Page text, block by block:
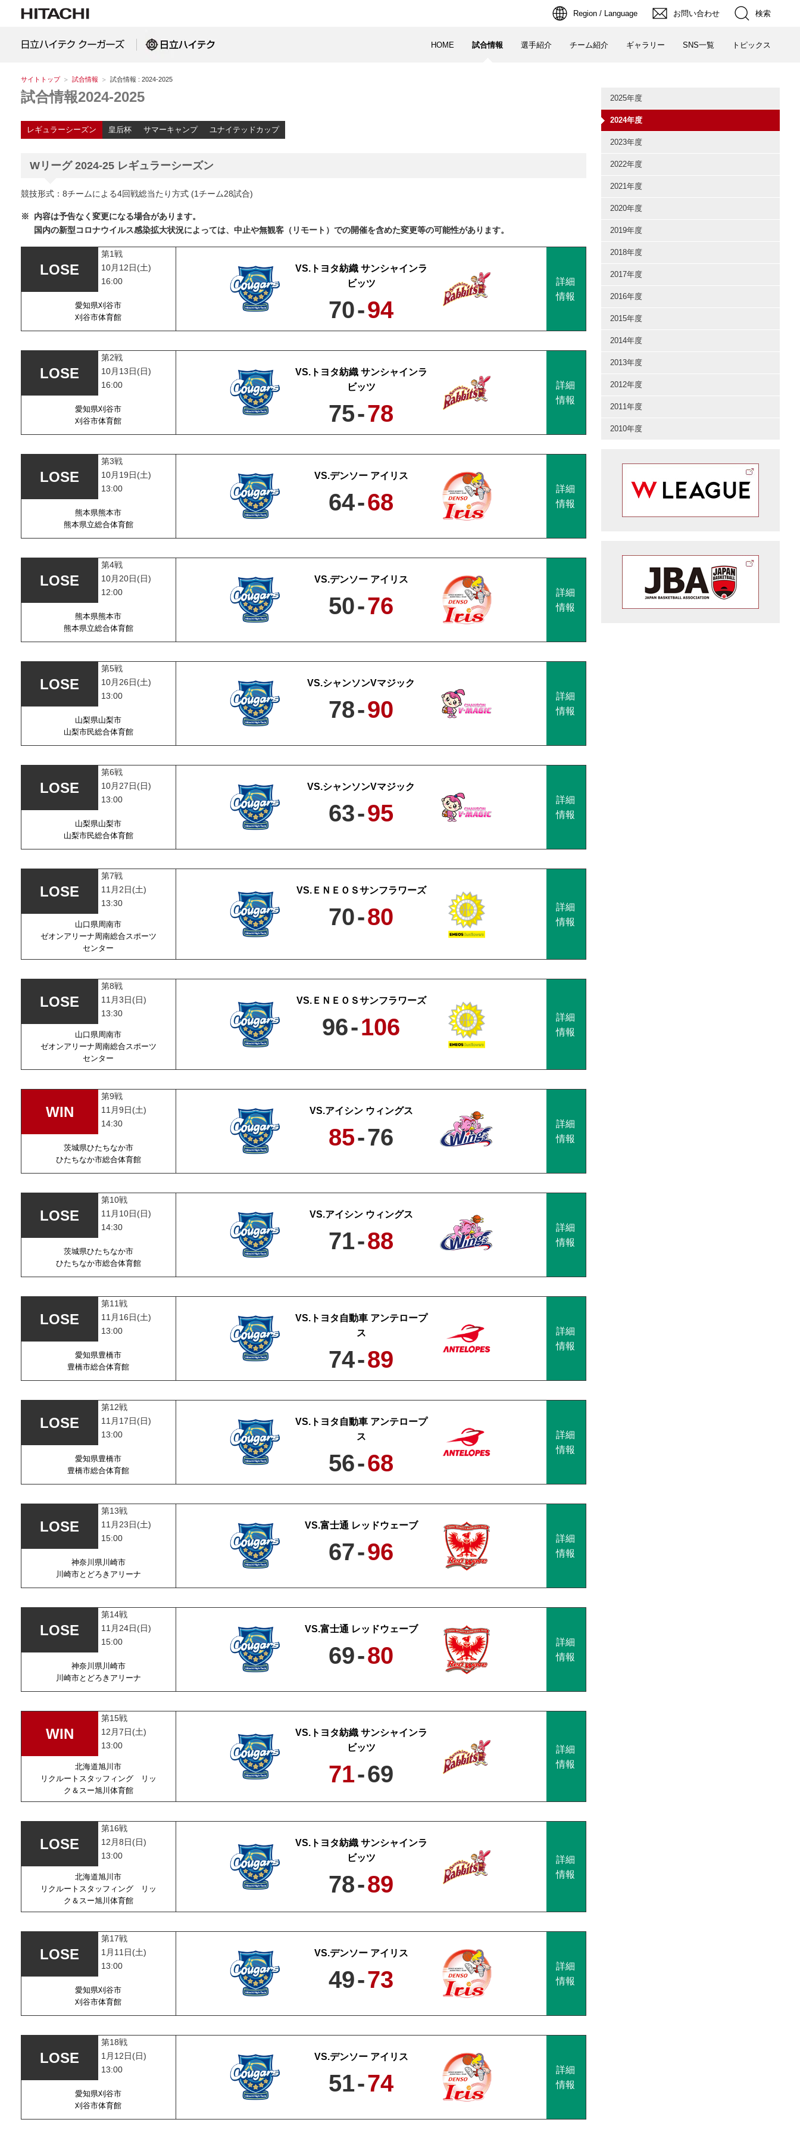
Region / Language お問い合わせ 検索
HOME 試合情報 選手紹介 チーム紹介 ギャラリー SNS一覧 トピックス
サイトトップ 試合情報 試合情報 : 2024-2025
試合情報2024-2025
レギュラーシーズン 皇后杯 サマーキャンプ ユナイテッドカップ
Wリーグ 2024-25 レギュラーシーズン
競技形式：8チームによる4回戦総当たり方式 (1チーム28試合)
※
内容は予告なく変更になる場合があります。
国内の新型コロナウイルス感染拡大状況によっては、中止や無観客（リモート）での開催を含めた変更等の可能性があります。
第1戦
10月12日(土)
16:00
愛知県刈谷市
刈谷市体育館
トヨタ紡織 サンシャインラ
ビッツ
70-94
詳細
情報
第2戦
10月13日(日)
16:00
愛知県刈谷市
刈谷市体育館
トヨタ紡織 サンシャインラ
ビッツ
75-78
詳細
情報
第3戦
10月19日(土)
13:00
熊本県熊本市
熊本県立総合体育館
デンソー アイリス
64-68
詳細
情報
第4戦
10月20日(日)
12:00
熊本県熊本市
熊本県立総合体育館
デンソー アイリス
50-76
詳細
情報
第5戦
10月26日(土)
13:00
山梨県山梨市
山梨市民総合体育館
シャンソンVマジック
78-90
詳細
情報
第6戦
10月27日(日)
13:00
山梨県山梨市
山梨市民総合体育館
シャンソンVマジック
63-95
詳細
情報
第7戦
11月2日(土)
13:30
山口県周南市
ゼオンアリーナ周南総合スポーツ
センター
ＥＮＥＯＳサンフラワーズ
70-80
詳細
情報
第8戦
11月3日(日)
13:30
山口県周南市
ゼオンアリーナ周南総合スポーツ
センター
ＥＮＥＯＳサンフラワーズ
96-106
詳細
情報
第9戦
11月9日(土)
14:30
茨城県ひたちなか市
ひたちなか市総合体育館
アイシン ウィングス
85-76
詳細
情報
第10戦
11月10日(日)
14:30
茨城県ひたちなか市
ひたちなか市総合体育館
アイシン ウィングス
71-88
詳細
情報
第11戦
11月16日(土)
13:00
愛知県豊橋市
豊橋市総合体育館
トヨタ自動車 アンテロープ
ス
74-89
詳細
情報
第12戦
11月17日(日)
13:00
愛知県豊橋市
豊橋市総合体育館
トヨタ自動車 アンテロープ
ス
56-68
詳細
情報
第13戦
11月23日(土)
15:00
神奈川県川崎市
川崎市とどろきアリーナ
富士通 レッドウェーブ
67-96
詳細
情報
第14戦
11月24日(日)
15:00
神奈川県川崎市
川崎市とどろきアリーナ
富士通 レッドウェーブ
69-80
詳細
情報
第15戦
12月7日(土)
13:00
北海道旭川市
リクルートスタッフィング リッ
ク＆スー旭川体育館
トヨタ紡織 サンシャインラ
ビッツ
71-69
詳細
情報
第16戦
12月8日(日)
13:00
北海道旭川市
リクルートスタッフィング リッ
ク＆スー旭川体育館
トヨタ紡織 サンシャインラ
ビッツ
78-89
詳細
情報
第17戦
1月11日(土)
13:00
愛知県刈谷市
刈谷市体育館
デンソー アイリス
49-73
詳細
情報
第18戦
1月12日(日)
13:00
愛知県刈谷市
刈谷市体育館
デンソー アイリス
51-74
詳細
情報
2025年度
2024年度
2023年度
2022年度
2021年度
2020年度
2019年度
2018年度
2017年度
2016年度
2015年度
2014年度
2013年度
2012年度
2011年度
2010年度